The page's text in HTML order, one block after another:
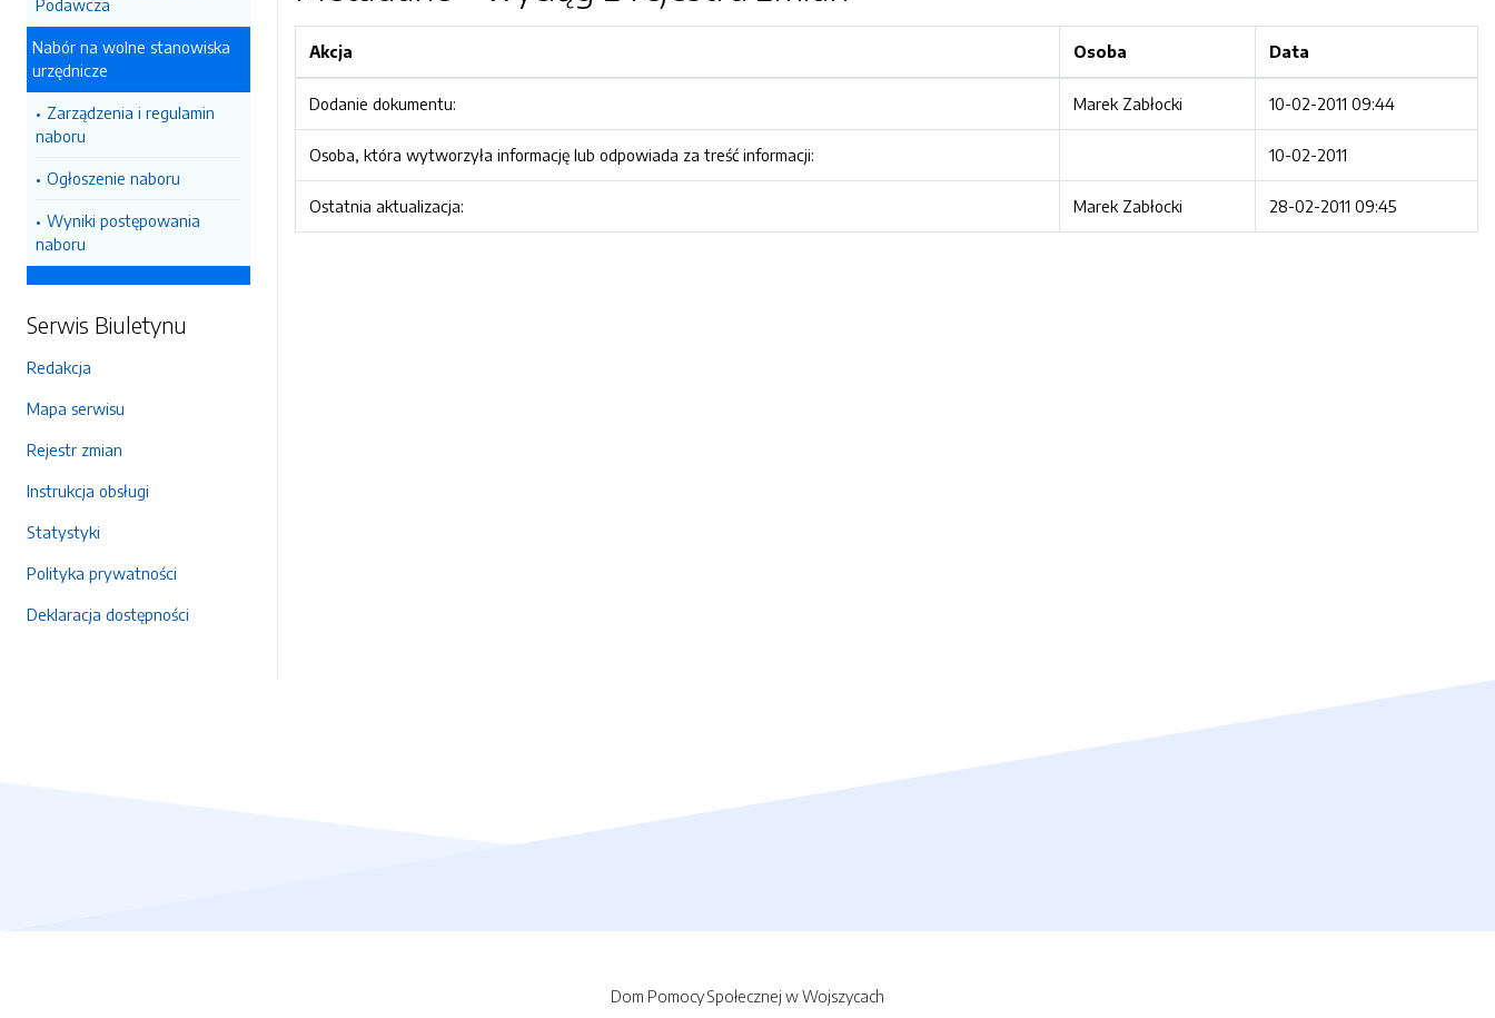
Podawcza
Nabór na wolne stanowiska
urzędnicze
Zarządzenia i regulamin
naboru
Ogłoszenie naboru
Wyniki postępowania
naboru
Serwis Biuletynu
Redakcja
Mapa serwisu
Rejestr zmian
Instrukcja obsługi
Statystyki
Polityka prywatności
Deklaracja dostępności
Akcja Osoba Data
Dodanie dokumentu: Marek Zabłocki 10-02-2011 09:44
Osoba, która wytworzyła informację lub odpowiada za treść informacji: 10-02-2011
Ostatnia aktualizacja: Marek Zabłocki 28-02-2011 09:45
Dom Pomocy Społecznej w Wojszycach